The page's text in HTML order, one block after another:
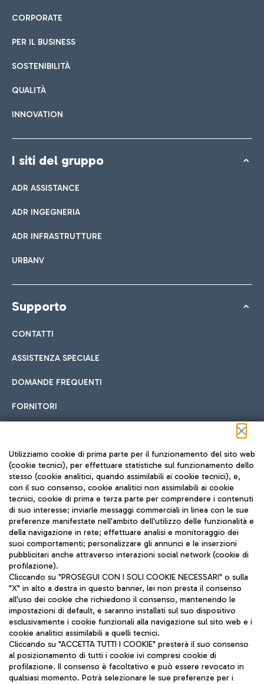
CORPORATE
PER IL BUSINESS
SOSTENIBILITÀ
QUALITÀ
INNOVATION
I siti del gruppo
ADR ASSISTANCE
ADR INGEGNERIA
ADR INFRASTRUTTURE
URBANV
Supporto
CONTATTI
ASSISTENZA SPECIALE
DOMANDE FREQUENTI
FORNITORI
Seguici sui social
TRAVEL JOURNAL
ITA
Aeroporti di Roma S.p.A. - Società soggetta a direzione e
coordinamento di Mundys S.p.A.
Codice fiscale e Registro delle Imprese di Roma 13032990155 P.
IVA 06572251004
Capitale sociale 62.224.743,00 int. vers.
Utilizziamo cookie di prima parte per il funzionamento del sito web
(cookie tecnici), per effettuare statistiche sul funzionamento dello
stesso (cookie analitici, quando assimilabili ai cookie tecnici), e,
con il suo consenso, cookie analitici non assimilabili ai cookie
tecnici, cookie di prima e terza parte per comprendere i contenuti
di suo interesse; inviarle messaggi commerciali in linea con le sue
preferenze manifestate nell'ambito dell'utilizzo delle funzionalità e
della navigazione in rete; effettuare analisi e monitoraggio dei
suoi comportamenti; personalizzare gli annunci e le inserzioni
pubblicitari anche attraverso interazioni social network (cookie di
profilazione).
Cliccando su "PROSEGUI CON I SOLI COOKIE NECESSARI" o sulla
"X" in alto a destra in questo banner, lei non presta il consenso
all'uso dei cookie che richiedono il consenso, mantenendo le
impostazioni di default, e saranno installati sul suo dispositivo
esclusivamente i cookie funzionali alla navigazione sul sito web e i
cookie analitici assimilabili a quelli tecnici.
Cliccando su "ACCETTA TUTTI I COOKIE" presterà il suo consenso
al posizionamento di tutti i cookie ivi compresi cookie di
profilazione. Il consenso è facoltativo e può essere revocato in
qualsiasi momento. Potrà selezionare le sue preferenze per i